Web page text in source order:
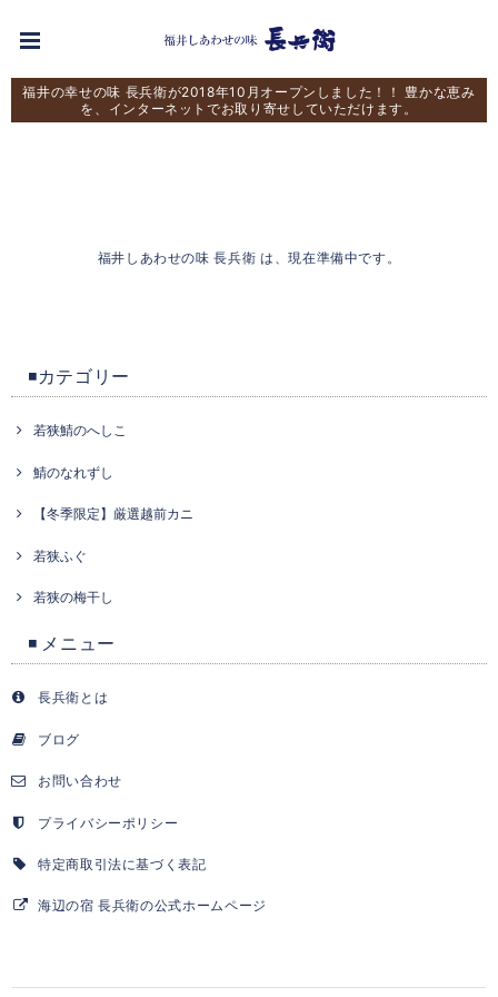
福井の幸せの味 長兵衛が2018年10月オープンしました！！ 豊かな恵み
を、インターネットでお取り寄せしていただけます。
福井しあわせの味 長兵衛 は、現在準備中です。
◾️カテゴリー
若狭鯖のへしこ
鯖のなれずし
【冬季限定】厳選越前カニ
若狭ふぐ
若狭の梅干し
◾️ メニュー
長兵衛とは
ブログ
お問い合わせ
プライバシーポリシー
特定商取引法に基づく表記
海辺の宿 長兵衛の公式ホームページ